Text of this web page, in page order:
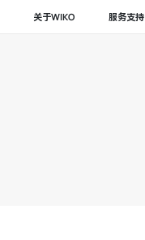
关于WIKO 服务支持